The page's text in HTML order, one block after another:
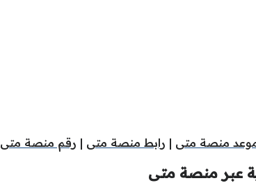
منصة متى | رابط منصة متى | رقم منصة متى
عبر منصة متى